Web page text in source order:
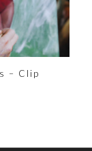
– Clip